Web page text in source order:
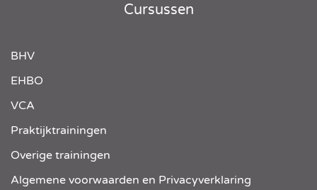
Cursussen
BHV
EHBO
VCA
Praktijktrainingen
Overige trainingen
Algemene voorwaarden en Privacyverklaring